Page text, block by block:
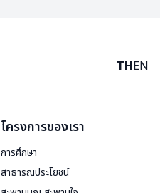
THEN
โครงการของเรา
การศึกษา
สาธารณประโยชน์